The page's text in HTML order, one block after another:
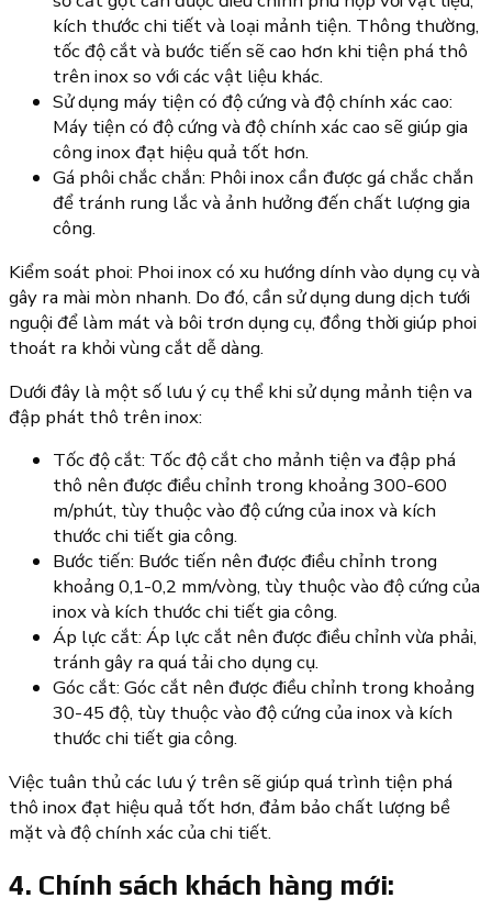
kích thước chi tiết và loại mảnh tiện. Thông thường,
tốc độ cắt và bước tiến sẽ cao hơn khi tiện phá thô
trên inox so với các vật liệu khác.
Sử dụng máy tiện có độ cứng và độ chính xác cao:
Máy tiện có độ cứng và độ chính xác cao sẽ giúp gia
công inox đạt hiệu quả tốt hơn.
Gá phôi chắc chắn: Phôi inox cần được gá chắc chắn
để tránh rung lắc và ảnh hưởng đến chất lượng gia
công.
Kiểm soát phoi: Phoi inox có xu hướng dính vào dụng cụ và
gây ra mài mòn nhanh. Do đó, cần sử dụng dung dịch tưới
nguội để làm mát và bôi trơn dụng cụ, đồng thời giúp phoi
thoát ra khỏi vùng cắt dễ dàng.
Dưới đây là một số lưu ý cụ thể khi sử dụng mảnh tiện va
đập phát thô trên inox:
Tốc độ cắt: Tốc độ cắt cho mảnh tiện va đập phá
thô nên được điều chỉnh trong khoảng 300-600
m/phút, tùy thuộc vào độ cứng của inox và kích
thước chi tiết gia công.
Bước tiến: Bước tiến nên được điều chỉnh trong
khoảng 0,1-0,2 mm/vòng, tùy thuộc vào độ cứng của
inox và kích thước chi tiết gia công.
Áp lực cắt: Áp lực cắt nên được điều chỉnh vừa phải,
tránh gây ra quá tải cho dụng cụ.
Góc cắt: Góc cắt nên được điều chỉnh trong khoảng
30-45 độ, tùy thuộc vào độ cứng của inox và kích
thước chi tiết gia công.
Việc tuân thủ các lưu ý trên sẽ giúp quá trình tiện phá
thô inox đạt hiệu quả tốt hơn, đảm bảo chất lượng bề
mặt và độ chính xác của chi tiết.
4. Chính sách khách hàng mới: